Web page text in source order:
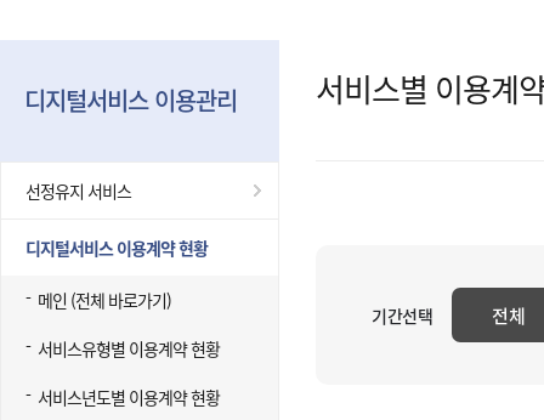
디지털서비스 이용관리
선정유지 서비스
디지털서비스 이용계약 현황
메인 (전체 바로가기)
서비스유형별 이용계약 현황
서비스년도별 이용계약 현황
서비스별 이용계
기간선택 전체